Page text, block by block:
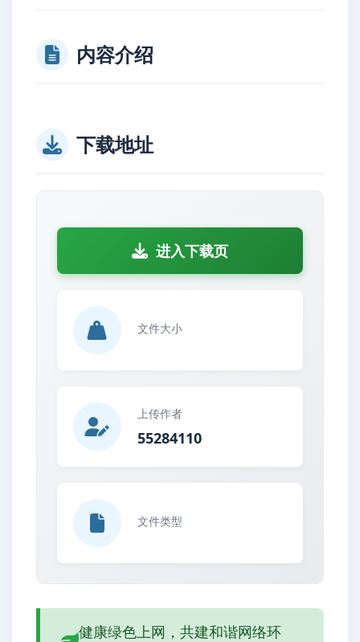
内容介绍
下载地址
进入下载页
文件大小
上传作者
55284110
文件类型
健康绿色上网，共建和谐网络环